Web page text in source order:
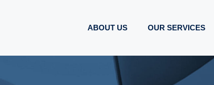
ABOUT US OUR SERVICES